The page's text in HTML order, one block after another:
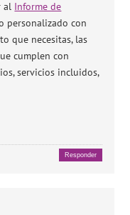
al Informe de
personalizado con
que necesitas, las
cumplen con
servicios incluidos,
Responder